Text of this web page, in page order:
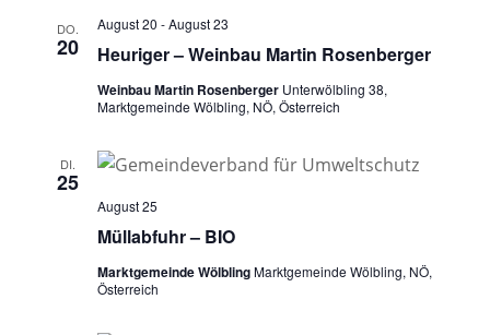
DO.
20 Heuriger – Weinbau Martin Rosenberger
August 20 -August 23
Weinbau Martin Rosenberger Unterwölbling 38,
Marktgemeinde Wölbling, NÖ, Österreich
DI.
25
Müllabfuhr – BIO
August 25
Marktgemeinde WölblingMarktgemeinde Wölbling, NÖ,
Österreich